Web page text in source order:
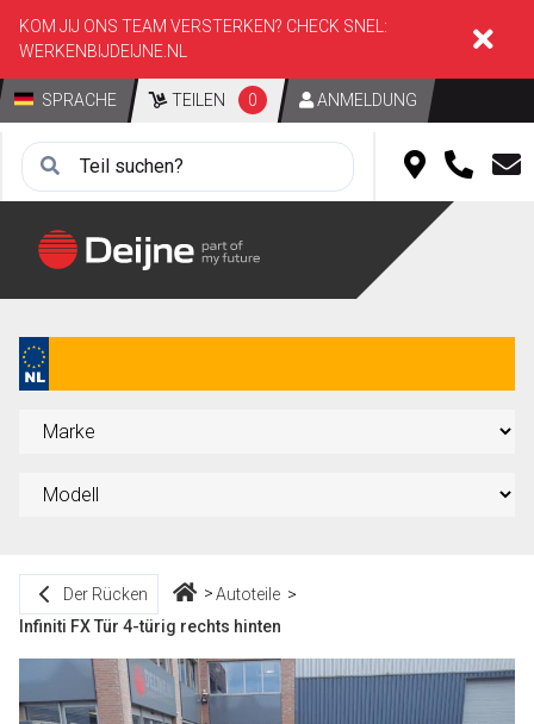
KOM JIJ ONS TEAM VERSTERKEN? CHECK SNEL:
WERKENBIJDEIJNE.NL
SPRACHE TEILEN 0 ANMELDUNG
Der Rücken
Autoteile
Infiniti FX Tür 4-türig rechts hinten